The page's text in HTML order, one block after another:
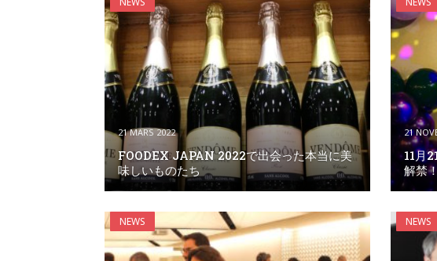
21 MARS 2022
FOODEX JAPAN 2022で出会った本当に美
味しいものたち
21
11月
解禁
NEWS NEWS